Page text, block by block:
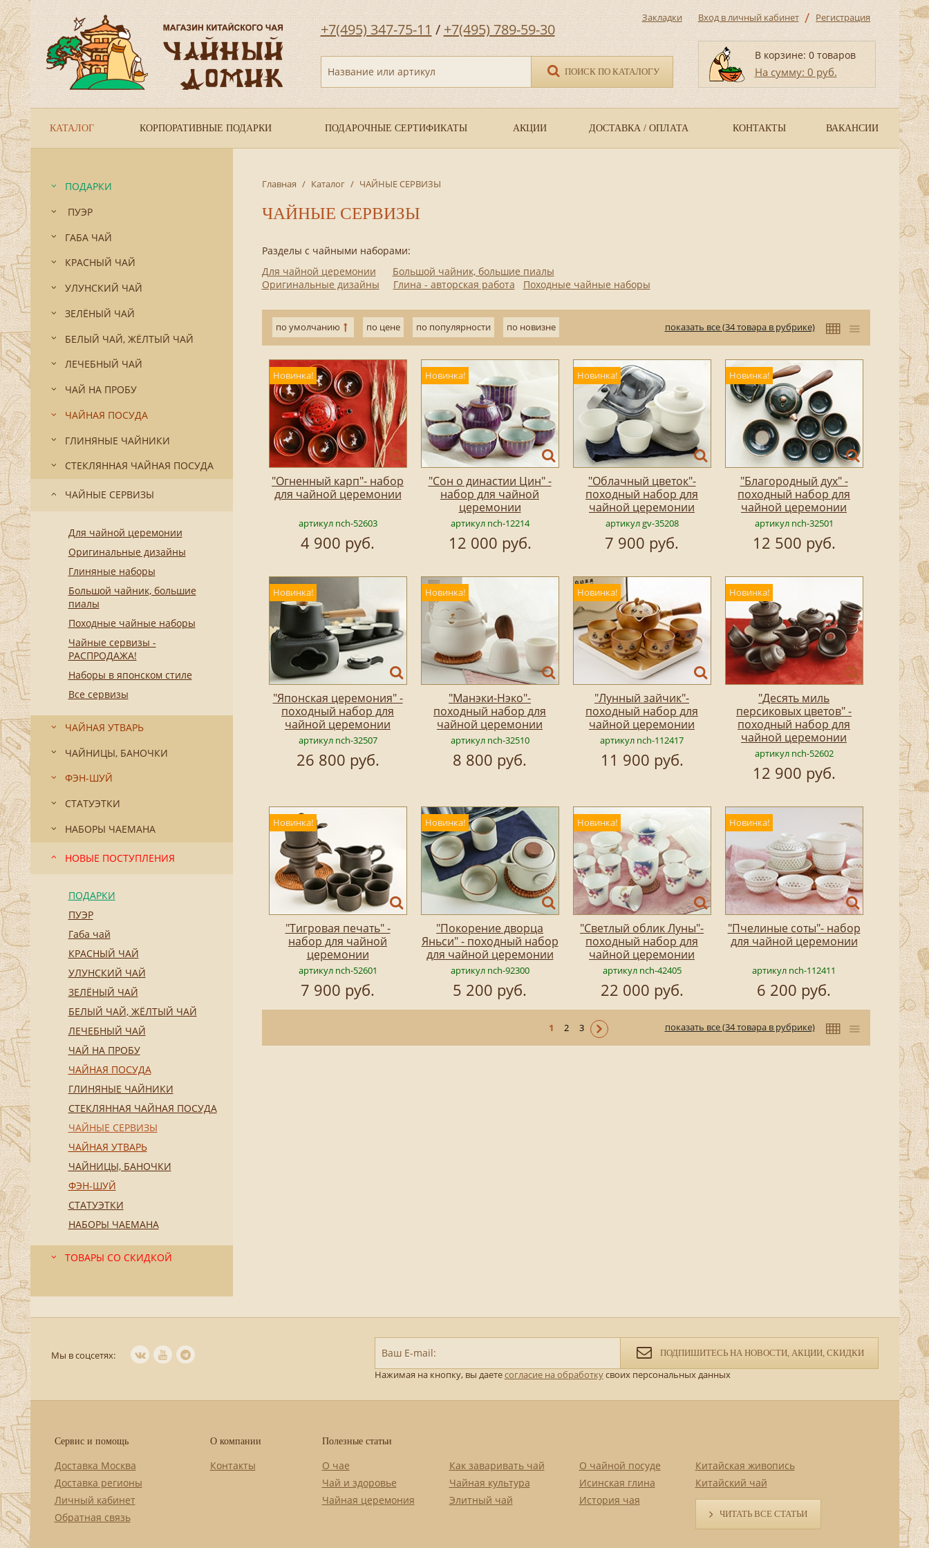
+7(495) 347-75-11 / +7(495) 789-59-30
Название или артикул ПОИСК ПО КАТАЛОГУ
Закладки Вход в личный кабинет / Регистрация
В корзине: 0 товаров
На сумму: 0 руб.
КАТАЛОГ КОРПОРАТИВНЫЕ ПОДАРКИ ПОДАРОЧНЫЕ СЕРТИФИКАТЫ АКЦИИ ДОСТАВКА / ОПЛАТА КОНТАКТЫ ВАКАНСИИ
ПОДАРКИ
ПУЭР
ГАБА ЧАЙ
КРАСНЫЙ ЧАЙ
УЛУНСКИЙ ЧАЙ
ЗЕЛЁНЫЙ ЧАЙ
БЕЛЫЙ ЧАЙ, ЖЁЛТЫЙ ЧАЙ
ЛЕЧЕБНЫЙ ЧАЙ
ЧАЙ НА ПРОБУ
ЧАЙНАЯ ПОСУДА
ГЛИНЯНЫЕ ЧАЙНИКИ
СТЕКЛЯННАЯ ЧАЙНАЯ ПОСУДА
ЧАЙНЫЕ СЕРВИЗЫ
Для чайной церемонии
Оригинальные дизайны
Глиняные наборы
Большой чайник, большие
пиалы
Походные чайные наборы
Чайные сервизы -
РАСПРОДАЖА!
Наборы в японском стиле
Все сервизы
ЧАЙНАЯ УТВАРЬ
ЧАЙНИЦЫ, БАНОЧКИ
ФЭН-ШУЙ
СТАТУЭТКИ
НАБОРЫ ЧАЕМАНА
НОВЫЕ ПОСТУПЛЕНИЯ
ПОДАРКИ
ПУЭР
Габа чай
КРАСНЫЙ ЧАЙ
УЛУНСКИЙ ЧАЙ
ЗЕЛЁНЫЙ ЧАЙ
БЕЛЫЙ ЧАЙ, ЖЁЛТЫЙ ЧАЙ
ЛЕЧЕБНЫЙ ЧАЙ
ЧАЙ НА ПРОБУ
ЧАЙНАЯ ПОСУДА
ГЛИНЯНЫЕ ЧАЙНИКИ
СТЕКЛЯННАЯ ЧАЙНАЯ ПОСУДА
ЧАЙНЫЕ СЕРВИЗЫ
ЧАЙНАЯ УТВАРЬ
ЧАЙНИЦЫ, БАНОЧКИ
ФЭН-ШУЙ
СТАТУЭТКИ
НАБОРЫ ЧАЕМАНА
ТОВАРЫ СО СКИДКОЙ
Главная / Каталог / ЧАЙНЫЕ СЕРВИЗЫ
ЧАЙНЫЕ СЕРВИЗЫ
Разделы с чайными наборами:
Для чайной церемонии
Большой чайник, большие пиалы
Оригинальные дизайны
Глина - авторская работа Походные чайные наборы
по умолчанию по цене по популярности по новизне показать все (34 товара в рубрике)
Новинка!
"Огненный карп"- набор
для чайной церемонии
артикул nch-52603
4 900 руб.
Новинка!
"Сон о династии Цин" -
набор для чайной
церемонии
артикул nch-12214
12 000 руб.
Новинка!
"Облачный цветок"-
походный набор для
чайной церемонии
артикул gv-35208
7 900 руб.
Новинка!
"Благородный дух" -
походный набор для
чайной церемонии
артикул nch-32501
12 500 руб.
Новинка!
"Японская церемония" -
походный набор для
чайной церемонии
артикул nch-32507
26 800 руб.
Новинка!
"Манэки-Нэко"-
походный набор для
чайной церемонии
артикул nch-32510
8 800 руб.
Новинка!
"Лунный зайчик"-
походный набор для
чайной церемонии
артикул nch-112417
11 900 руб.
Новинка!
"Десять миль
персиковых цветов" -
походный набор для
чайной церемонии
артикул nch-52602
12 900 руб.
Новинка!
"Тигровая печать" -
набор для чайной
церемонии
артикул nch-52601
7 900 руб.
Новинка!
"Покорение дворца
Яньси" - походный набор
для чайной церемонии
артикул nch-92300
5 200 руб.
Новинка!
"Светлый облик Луны"-
походный набор для
чайной церемонии
артикул nch-42405
22 000 руб.
Новинка!
"Пчелиные соты"- набор
для чайной церемонии
артикул nch-112411
6 200 руб.
1 2 3 показать все (34 товара в рубрике)
Ваш E-mail: ПОДПИШИТЕСЬ НА НОВОСТИ, АКЦИИ, СКИДКИ
Нажимая на кнопку, вы даетесогласие на обработкусвоих персональных данных
Мы в соцсетях:
Сервис и помощь
Доставка Москва
Доставка регионы
Личный кабинет
Обратная связь
О компании
Контакты
Полезные статьи
О чае
Чай и здоровье
Чайная церемония
Как заваривать чай
Чайная культура
Элитный чай
О чайной посуде
Исинская глина
История чая
Китайская живопись
Китайский чай
ЧИТАТЬ ВСЕ СТАТЬИ